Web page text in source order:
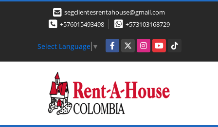
segclientesrentahouse@gmail.com
+576015493498
+573103168729
Select Language ▼ Facebook
X InstagramYouTubeTikTok